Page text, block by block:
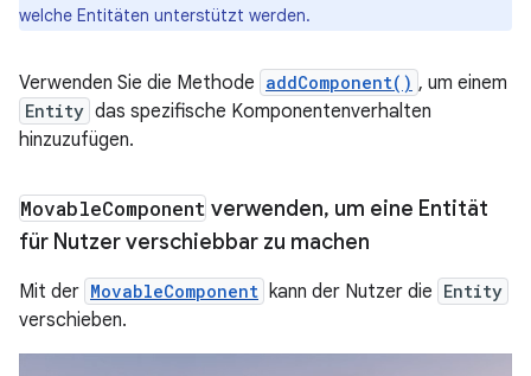
welche Entitäten unterstützt werden.
Verwenden Sie die Methode addComponent() , um einem
Entity das spezifische Komponentenverhalten
hinzuzufügen.
MovableComponent verwenden, um eine Entität
für Nutzer verschiebbar zu machen
Mit der MovableComponent kann der Nutzer die Entity
verschieben.